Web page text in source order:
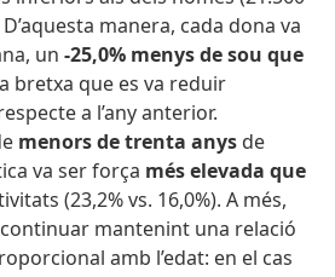
D’aquesta manera, cada dona va
un-25,0% menys de sou que
bretxa que es va reduir
a l’any anterior.
menors de trenta anys de
va ser força més elevada que
(23,2% vs. 16,0%). A més,
mantenint una relació
amb l’edat: en el cas